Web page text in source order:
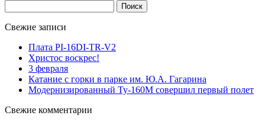
Свежие записи
Плата PI-16DI-TR-V2
Христос воскрес!
3 февраля
Катание с горки в парке им. Ю.А. Гагарина
Модернизированный Ту-160М совершил первый полет
Свежие комментарии